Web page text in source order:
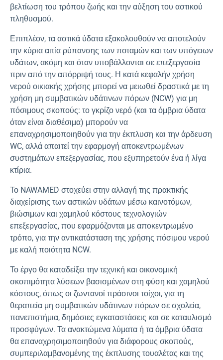
βελτίωση του τρόπου ζωής και την αύξηση του αστικού
πληθυσμού.
Επιπλέον, τα αστικά ύδατα εξακολουθούν να αποτελούν
την κύρια αιτία ρύπανσης των ποταμών και των υπόγειων
υδάτων, ακόμη και όταν υποβάλλονται σε επεξεργασία
πριν από την απόρριψή τους. Η κατά κεφαλήν χρήση
νερού οικιακής χρήσης μπορεί να μειωθεί δραστικά με τη
χρήση μη συμβατικών υδάτινων πόρων (NCW) για μη
πόσιμους σκοπούς: το γκρίζο νερό (και τα όμβρια ύδατα
όταν είναι διαθέσιμα) μπορούν να
επαναχρησιμοποιηθούν για την έκπλυση και την άρδευση
WC, αλλά απαιτεί την εφαρμογή αποκεντρωμένων
συστημάτων επεξεργασίας, που εξυπηρετούν ένα ή λίγα
κτίρια.
Το NAWAMED στοχεύει στην αλλαγή της πρακτικής
διαχείρισης των αστικών υδάτων μέσω καινοτόμων,
βιώσιμων και χαμηλού κόστους τεχνολογιών
επεξεργασίας, που εφαρμόζονται με αποκεντρωμένο
τρόπο, για την αντικατάσταση της χρήσης πόσιμου νερού
με καλή ποιότητα NCW.
Το έργο θα καταδείξει την τεχνική και οικονομική
σκοπιμότητα λύσεων βασισμένων στη φύση και χαμηλού
κόστους, όπως οι ζωντανοί πράσινοι τοίχοι, για τη
θεραπεία μη συμβατικών υδάτινων πόρων σε σχολεία,
πανεπιστήμια, δημόσιες εγκαταστάσεις και σε καταυλισμό
προσφύγων. Τα ανακτώμενα λύματα ή τα όμβρια ύδατα
θα επαναχρησιμοποιηθούν για διάφορους σκοπούς,
συμπεριλαμβανομένης της έκπλυσης τουαλέτας και της